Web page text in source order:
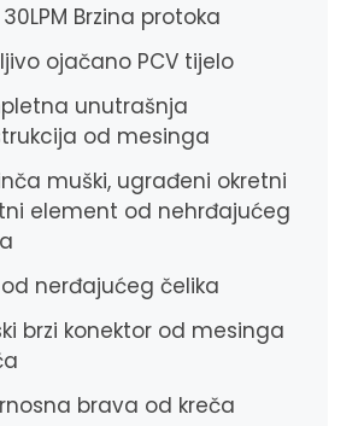
30LPM Brzina protoka
ojačano PCV tijelo
unutrašnja
od mesinga
muški, ugrađeni okretni
element od nehrđajućeg
nerđajućeg čelika
brzi konektor od mesinga
brava od kreča